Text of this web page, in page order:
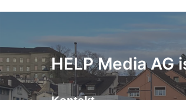
HELP Media